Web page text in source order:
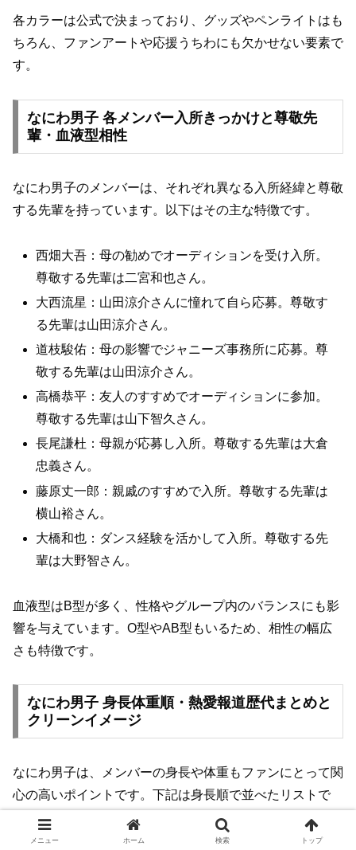
各カラーは公式で決まっており、グッズやペンライトはも
ちろん、ファンアートや応援うちわにも欠かせない要素で
す。
なにわ男子 各メンバー入所きっかけと尊敬先
輩・血液型相性
なにわ男子のメンバーは、それぞれ異なる入所経緯と尊敬
する先輩を持っています。以下はその主な特徴です。
西畑大吾：母の勧めでオーディションを受け入所。
尊敬する先輩は二宮和也さん。
大西流星：山田涼介さんに憧れて自ら応募。尊敬す
る先輩は山田涼介さん。
道枝駿佑：母の影響でジャニーズ事務所に応募。尊
敬する先輩は山田涼介さん。
高橋恭平：友人のすすめでオーディションに参加。
尊敬する先輩は山下智久さん。
長尾謙杜：母親が応募し入所。尊敬する先輩は大倉
忠義さん。
藤原丈一郎：親戚のすすめで入所。尊敬する先輩は
横山裕さん。
大橋和也：ダンス経験を活かして入所。尊敬する先
輩は大野智さん。
血液型はB型が多く、性格やグループ内のバランスにも影
響を与えています。O型やAB型もいるため、相性の幅広
さも特徴です。
なにわ男子 身長体重順・熱愛報道歴代まとめと
クリーンイメージ
なにわ男子は、メンバーの身長や体重もファンにとって関
心の高いポイントです。下記は身長順で並べたリストで
メニュー ホーム 検索 トップ